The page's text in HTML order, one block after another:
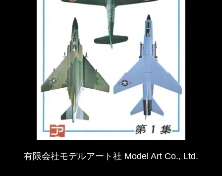
有限会社モデルアート社 Model Art Co., Ltd.